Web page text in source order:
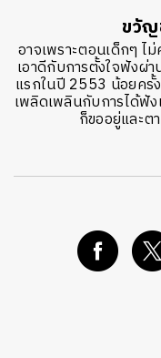
ขวั
อาจเพราะตอนเด็กๆ ไ
เอาดีกับการตั้งใจฟัง
แรกในปี 2553 น้อยครั้
เพลิดเพลินกับการได้ฟัง
ก็ขออยู่และต